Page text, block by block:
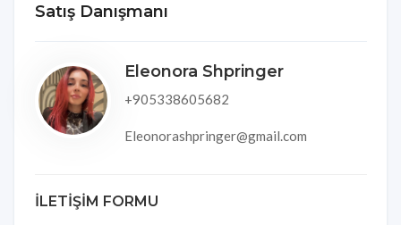
Satış Danışmanı
Eleonora Shpringer
+905338605682
Eleonorashpringer@gmail.com
İLETİŞİM FORMU